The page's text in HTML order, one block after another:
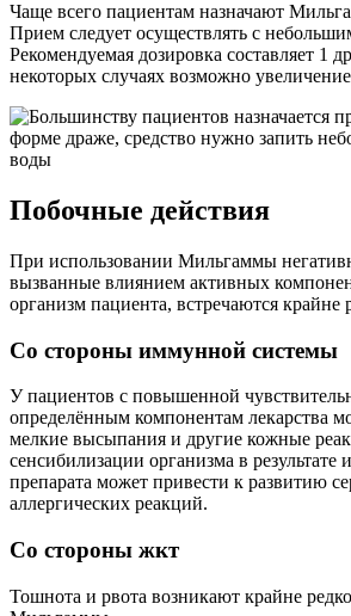
Чаще всего пациентам назначают
Прием следует осуществлять с
Рекомендуемая дозировка составляет 1
некоторых случаях возможно увеличение
Побочные действия
При использовании Мильгаммы
вызванные влиянием активных
организм пациента, встречаются крайне
Со стороны иммунной системы
У пациентов с повышенной
определённым компонентам лекарства
мелкие высыпания и другие кожные
сенсибилизации организма в результате
препарата может привести к развитию
аллергических реакций.
Cо стороны жкт
Тошнота и рвота возникают крайне